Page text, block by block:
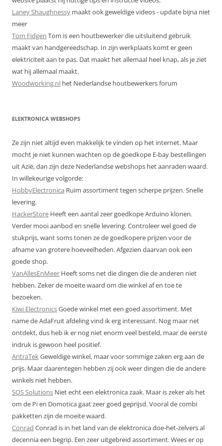
Laney Shaughnessy maakt ook geweldige videos - update bijna niet
meer
Tom Fidgen Tom is een houtbewerker die uitsluitend gebruik
maakt van handgereedschap. In zijn werkplaats komt er geen
elektriciteit aan te pas. Dat maakt het allemaal heel knap, als je ziet
wat hij allemaal maakt.
Woodworking.nl het Nederlandse houtbewerkers forum
ELEKTRONICA WEBSHOPS
Ze zijn niet altijd even makkelijk te vinden op het internet. Maar
mocht je niet kunnen wachten op de goedkope E-bay bestellingen
uit Azië, dan zijn deze Nederlandse webshops het aanraden waard.
In willekeurige volgorde:
HobbyElectronica Ruim assortiment tegen scherpe prijzen. Snelle
levering.
HackerStore Heeft een aantal zeer goedkope Arduino klonen.
Verder mooi aanbod en snelle levering. Controleer wel goed de
stukprijs, want soms tonen ze de goedkopere prijzen voor de
afname van grotere hoeveelheden. Afgezien daarvan ook een
goede shop.
VanAllesEnMeer Heeft soms net die dingen die de anderen niet
hebben. Zeker de moeite waard om die winkel af en toe te
bezoeken.
Kiwi ElectronicsGoede winkel met een goed assortiment. Met
name de AdaFruit afdeling vind ik erg interessant. Nog maar net
ontdekt, dus heb ik er nog niet enorm veel besteld, maar de eerste
indruk is gewoon heel positief.
AntraTekGeweldige winkel, maar voor sommige zaken erg aan de
prijs. Maar daarentegen hebben zij ook weer dingen die de andere
winkels niet hebben.
SOS Solutions Niet echt een elektronica zaak. Maar is zeker als het
om de Pi en Domotica gaat zeer goed geprijsd. Vooral de combi
pakketten zijn de moeite waard.
Conrad Conrad is in het land van de elektronica doe-het-zelvers al
decennia een begrip. Een zeer uitgebreid assortiment. Wees er op